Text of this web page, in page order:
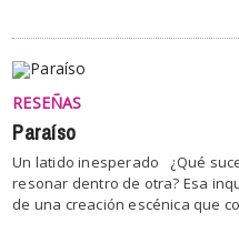
RESEÑAS
Paraíso
Un latido inesperado ¿Qué
resonar dentro de otra? Esa
de una creación escénica que